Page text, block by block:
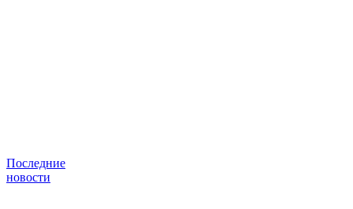
Последние
новости